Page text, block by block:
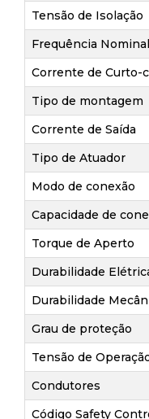
Tensão de Isolação
Frequência Nominal
Corrente de Curto-
Tipo de montagem
Corrente de Saída
Tipo de Atuador
Modo de conexão
Capacidade de
Torque de Aperto
Durabilidade
Durabilidade
Grau de proteção
Tensão de
Condutores
Código Safety